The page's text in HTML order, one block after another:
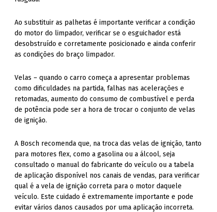
Ao substituir as palhetas é importante verificar a condição
do motor do limpador, verificar se o esguichador está
desobstruído e corretamente posicionado e ainda conferir
as condições do braço limpador.
Velas – quando o carro começa a apresentar problemas
como dificuldades na partida, falhas nas acelerações e
retomadas, aumento do consumo de combustível e perda
de potência pode ser a hora de trocar o conjunto de velas
de ignição.
A Bosch recomenda que, na troca das velas de ignição, tanto
para motores flex, como a gasolina ou a álcool, seja
consultado o manual do fabricante do veículo ou a tabela
de aplicação disponível nos canais de vendas, para verificar
qual é a vela de ignição correta para o motor daquele
veículo. Este cuidado é extremamente importante e pode
evitar vários danos causados por uma aplicação incorreta.